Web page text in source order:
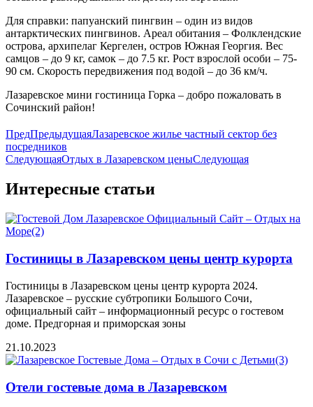
Для справки: папуанский пингвин – один из видов
антарктических пингвинов. Ареал обитания – Фолклендские
острова, архипелаг Кергелен, остров Южная Георгия. Вес
самцов – до 9 кг, самок – до 7.5 кг. Рост взрослой особи – 75-
90 см. Скорость передвижения под водой – до 36 км/ч.
Лазаревское мини гостиница Горка – добро пожаловать в
Сочинский район!
ПредПредыдущаяЛазаревское жилье частный сектор без
посредников
СледующаяОтдых в Лазаревском ценыСледующая
Интересные статьи
Гостиницы в Лазаревском цены центр курорта
Гостиницы в Лазаревском цены центр курорта 2024.
Лазаревское – русские субтропики Большого Сочи,
официальный сайт – информационный ресурс о гостевом
доме. Предгорная и приморская зоны
21.10.2023
Отели гостевые дома в Лазаревском